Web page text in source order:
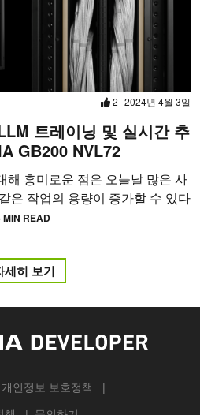
2 2024년 4월 3일
트레이닝 및 실시간 추
GB200 NVL72
해 흥미로운 점은 오늘날 많은 사
은 작업의 용량이 증가할 수 있다
MIN READ
세히 보기
개인정보 보호정책